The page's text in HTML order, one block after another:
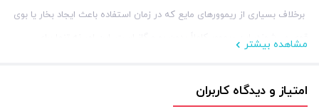
برخلاف بسیاری از ریموورهای مایع که در زمان استفاده باعث ایجاد بخار یا بوی
قوی می‌شوند، این ریموور کاملاً بدون بو و گاز است. این امر نه تنها برای
تحریک چشم و پوست جلوگیری می‌کند.
فرمول این ریموور به گونه‌ای طراحی شده که حتی برای حساس‌ترین پوست‌ها
مشاهده بیشتر
امتیاز و دیدگاه کاربران